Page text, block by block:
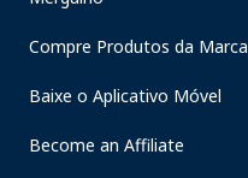
Compre Produtos da Marca
Baixe o Aplicativo Móvel
Become an Affiliate